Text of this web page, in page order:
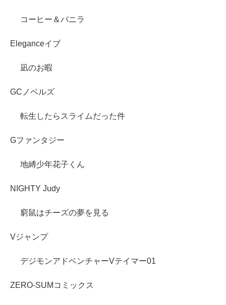
コーヒー＆バニラ
Eleganceイブ
凪のお暇
GCノベルズ
転生したらスライムだった件
Gファンタジー
地縛少年花子くん
NIGHTY Judy
窮鼠はチーズの夢を見る
Vジャンプ
デジモンアドベンチャーVテイマー01
ZERO-SUMコミックス